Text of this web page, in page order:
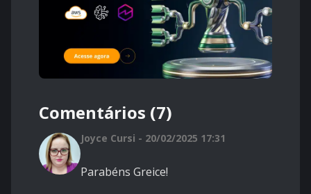
Comentários (7)
Joyce Cursi - 20/02/2025 17:31
Parabéns Greice!